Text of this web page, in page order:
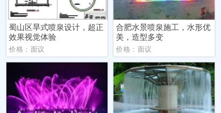
蜀山区旱式喷泉设计，超正
效果视觉体验
价格：面议
合肥水景喷泉施工，水形优
美，造型多变
价格：面议